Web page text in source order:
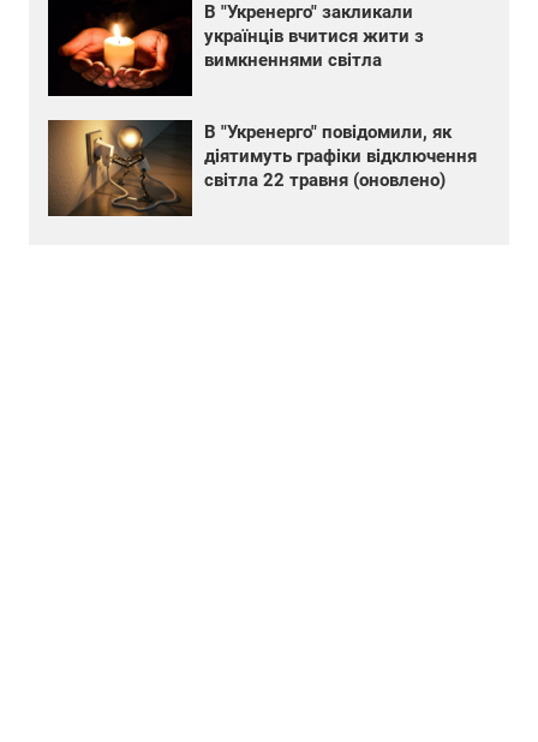
В "Укренерго" закликали
українців вчитися жити з
вимкненнями світла
В "Укренерго" повідомили, як
діятимуть графіки відключення
світла 22 травня (оновлено)